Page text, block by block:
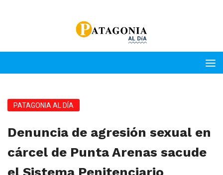
PATAGONIA AL DÍA
Denuncia de agresión sexual en
cárcel de Punta Arenas sacude
el Sistema Penitenciario